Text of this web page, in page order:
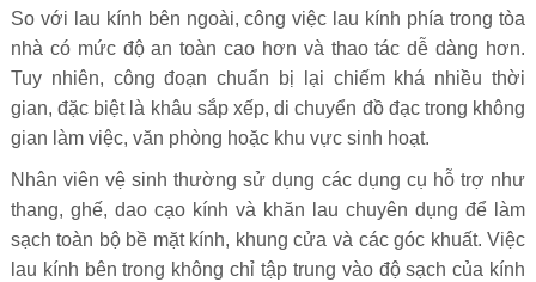
So với lau kính bên ngoài, công việc lau kính phía trong tòa
nhà có mức độ an toàn cao hơn và thao tác dễ dàng hơn.
Tuy nhiên, công đoạn chuẩn bị lại chiếm khá nhiều thời
gian, đặc biệt là khâu sắp xếp, di chuyển đồ đạc trong không
gian làm việc, văn phòng hoặc khu vực sinh hoạt.
Nhân viên vệ sinh thường sử dụng các dụng cụ hỗ trợ như
thang, ghế, dao cạo kính và khăn lau chuyên dụng để làm
sạch toàn bộ bề mặt kính, khung cửa và các góc khuất. Việc
lau kính bên trong không chỉ tập trung vào độ sạch của kính